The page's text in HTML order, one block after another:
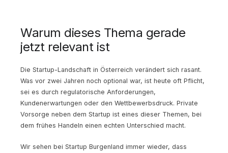
Warum dieses Thema gerade
jetzt relevant ist
Die Startup-Landschaft in Österreich verändert sich rasant.
Was vor zwei Jahren noch optional war, ist heute oft Pflicht,
sei es durch regulatorische Anforderungen,
Kundenerwartungen oder den Wettbewerbsdruck. Private
Vorsorge neben dem Startup ist eines dieser Themen, bei
dem frühes Handeln einen echten Unterschied macht.
Wir sehen bei Startup Burgenland immer wieder, dass